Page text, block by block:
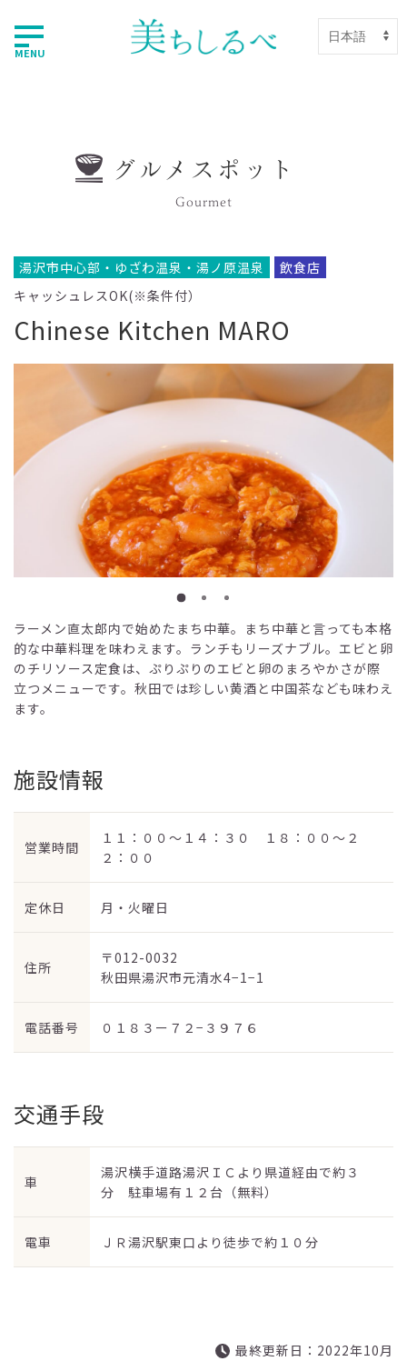
MENU
グルメスポット
Gourmet
湯沢市中心部・ゆざわ温泉・湯ノ原温泉
飲食店
キャッシュレスOK(※条件付）
Chinese Kitchen MARO
ラーメン直太郎内で始めたまち中華。まち中華と言っても本格
的な中華料理を味わえます。ランチもリーズナブル。エビと卵
のチリソース定食は、ぷりぷりのエビと卵のまろやかさが際
立つメニューです。秋田では珍しい黄酒と中国茶なども味わえ
ます。
施設情報
営業時間
１１：００～１４：３０ １８：００～２
２：００
定休日 月・火曜日
住所
〒012-0032
秋田県湯沢市元清水4−1−1
電話番号 ０１８３ー７２−３９７６
交通手段
車
湯沢横手道路湯沢ＩＣより県道経由で約３
分 駐車場有１２台（無料）
電車 ＪＲ湯沢駅東口より徒歩で約１０分
最終更新日：2022年10月